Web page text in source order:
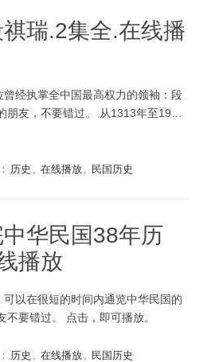
瑞.2集全.在线播
经执掌全中国最高权力的领袖：段
朋友，不要错过。 从1313年至19…
历史 , 在线播放 , 民国历史
华民国38年历
播放
以在很短的时间内通览中华民国的
不要错过。 点击，即可播放。
历史 , 在线播放 , 民国历史